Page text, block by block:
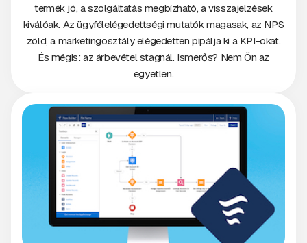
termék jó, a szolgáltatás megbízható, a visszajelzések
kiválóak. Az ügyfélelégedettségi mutatók magasak, az NPS
zöld, a marketingosztály elégedetten pipálja ki a KPI-okat.
És mégis: az árbevétel stagnál. Ismerős? Nem Ön az
egyetlen.